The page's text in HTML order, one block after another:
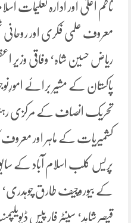
ناظم اعلیٰ اور ادارہ تعلیمات
معروف علمی فکری اور
ریاض حسین شاہ‘ وفاقی وزیر
پاکستان کے مشیر برائے
تحریک انصاف کے مرکزی رہنما
کشمیریات کے ماہر اور معروف
پریس کلب اسلام آباد کے
کے بیوروچیف طارق چوہدری‘
قیصر شاہد‘ سینٹر فار پیس